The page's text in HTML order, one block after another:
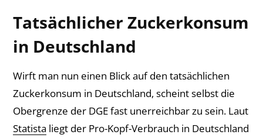
Tatsächlicher Zuckerkonsum
in Deutschland
Wirft man nun einen Blick auf den tatsächlichen
Zuckerkonsum in Deutschland, scheint selbst die
Obergrenze der DGE fast unerreichbar zu sein. Laut
Statista liegt der Pro-Kopf-Verbrauch in Deutschland